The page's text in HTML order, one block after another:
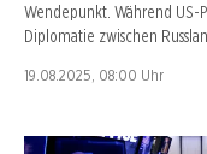
Wendepunkt. Während US-
Diplomatie zwischen
19.08.2025, 08:00 Uhr